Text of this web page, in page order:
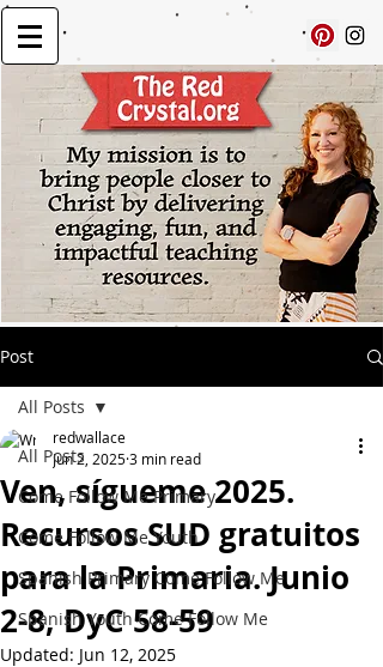
Post
All Posts
Come Follow Me Primary
Come Follow Me Youth
Spanish Primary Come Follow Me
Spanish Youth Come Follow Me
All Posts
Ven, sígueme 2025.
Recursos SUD gratuitos
para la Primaria. Junio
2-8, DyC 58-59
redwallace
Jun 2, 20253 min read
Updated: Jun 12, 2025